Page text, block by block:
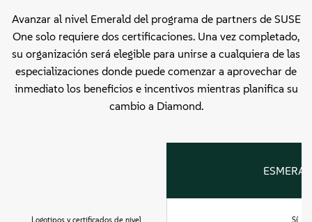
Avanzar al nivel Emerald del programa de partners de SUSE
One solo requiere dos certificaciones. Una vez completado,
su organización será elegible para unirse a cualquiera de las
especializaciones donde puede comenzar a aprovechar de
inmediato los beneficios e incentivos mientras planifica su
cambio a Diamond.